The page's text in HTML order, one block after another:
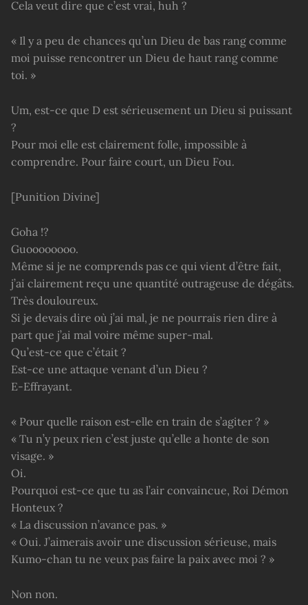
Cela veut dire que c’est vrai, huh ?
« Il y a peu de chances qu’un Dieu de bas rang comme
moi puisse rencontrer un Dieu de haut rang comme
toi. »
Um, est-ce que D est sérieusement un Dieu si puissant
?
Pour moi elle est clairement folle, impossible à
comprendre. Pour faire court, un Dieu Fou.
[Punition Divine]
Goha !?
Guoooooooo.
Même si je ne comprends pas ce qui vient d’être fait,
j’ai clairement reçu une quantité outrageuse de dégâts.
Très douloureux.
Si je devais dire où j’ai mal, je ne pourrais rien dire à
part que j’ai mal voire même super-mal.
Qu’est-ce que c’était ?
Est-ce une attaque venant d’un Dieu ?
E-Effrayant.
« Pour quelle raison est-elle en train de s’agiter ? »
« Tu n’y peux rien c’est juste qu’elle a honte de son
visage. »
Oi.
Pourquoi est-ce que tu as l’air convaincue, Roi Démon
Honteux ?
« La discussion n’avance pas. »
« Oui. J’aimerais avoir une discussion sérieuse, mais
Kumo-chan tu ne veux pas faire la paix avec moi ? »
Non non.